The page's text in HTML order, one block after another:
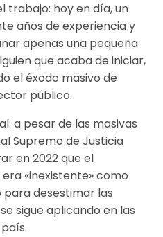
trabajo: hoy en día, un
años de experiencia y
apenas una pequeña
que acaba de iniciar,
el éxodo masivo de
público.
a pesar de las masivas
Supremo de Justicia
en 2022 que el
era «inexistente» como
desestimar las
sigue aplicando en las